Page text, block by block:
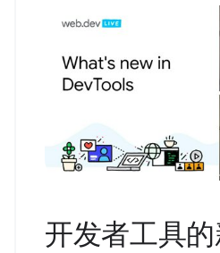
开发者工具